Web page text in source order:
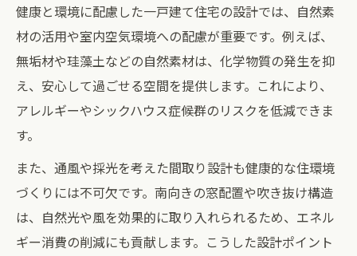
健康と環境に配慮した一戸建て住宅の設計では、自然素
材の活用や室内空気環境への配慮が重要です。例えば、
無垢材や珪藻土などの自然素材は、化学物質の発生を抑
え、安心して過ごせる空間を提供します。これにより、
アレルギーやシックハウス症候群のリスクを低減できま
す。
また、通風や採光を考えた間取り設計も健康的な住環境
づくりには不可欠です。南向きの窓配置や吹き抜け構造
は、自然光や風を効果的に取り入れられるため、エネル
ギー消費の削減にも貢献します。こうした設計ポイント